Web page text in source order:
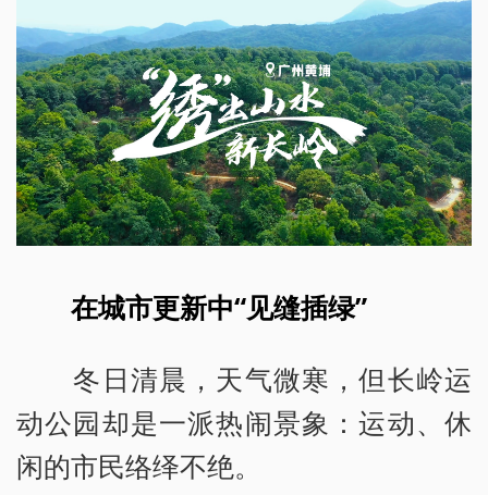
在城市更新中“见缝插绿”
冬日清晨，天气微寒，但长岭运
动公园却是一派热闹景象：运动、休
闲的市民络绎不绝。